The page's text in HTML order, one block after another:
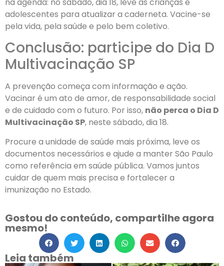
adolescentes para atualizar a caderneta. Vacine-se
pela vida, pela saúde e pelo bem coletivo.
Conclusão: participe do Dia D
Multivacinação SP
A prevenção começa com informação e ação.
Vacinar é um ato de amor, de responsabilidade social
e de cuidado com o futuro. Por isso, não perca o Dia D
Multivacinação SP, neste sábado, dia 18.
Procure a unidade de saúde mais próxima, leve os
documentos necessários e ajude a manter São Paulo
como referência em saúde pública. Vamos juntos
cuidar de quem mais precisa e fortalecer a
imunização no Estado.
Gostou do conteúdo, compartilhe agora
mesmo!
Leia também